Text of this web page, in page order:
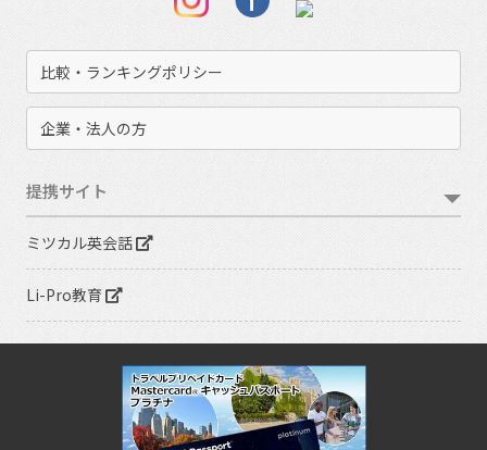
比較・ランキングポリシー
企業・法人の方
提携サイト
ミツカル英会話
Li-Pro教育